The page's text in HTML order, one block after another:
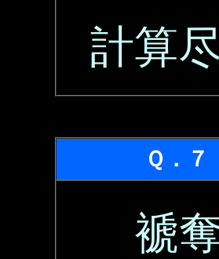
計算
Ｑ．７
褫